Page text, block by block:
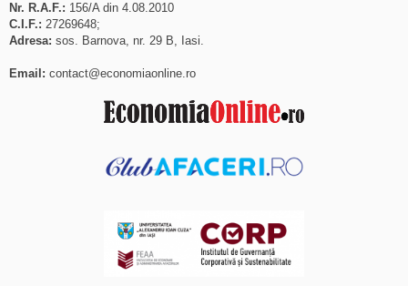
Nr. R.A.F.: 156/A din 4.08.2010
C.I.F.: 27269648;
Adresa: sos. Barnova, nr. 29 B, Iasi.
Email: contact@economiaonline.ro